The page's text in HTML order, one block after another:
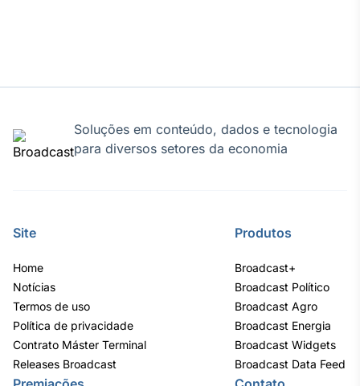
Em breve
Soluções em conteúdo, dados e tecnologia
para diversos setores da economia
Site
Home
Notícias
Termos de uso
Política de privacidade
Contrato Máster Terminal
Releases Broadcast
Produtos
Broadcast+
Broadcast Político
Broadcast Agro
Broadcast Energia
Broadcast Widgets
Broadcast Data Feed